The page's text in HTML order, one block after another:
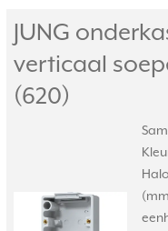
JUNG
verticaal
(620)